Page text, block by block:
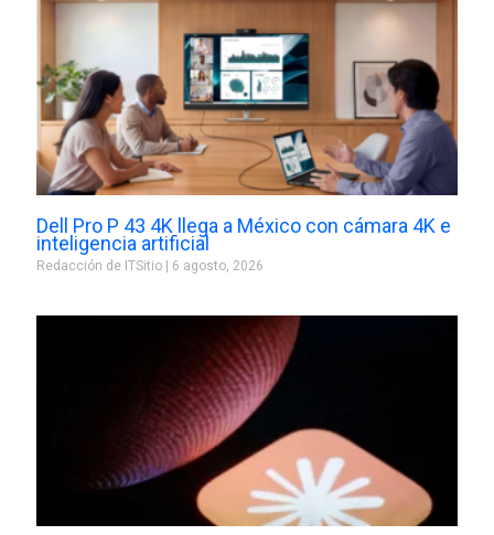
Dell Pro P 43 4K llega a México con cámara 4K e
inteligencia artificial
Redacción de ITSitio 6 agosto, 2026